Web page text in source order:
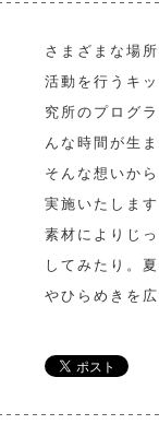
さまざまな場
活動を行うキ
究所のプログ
んな時間が生
そんな想いか
実施いたします
素材によりじ
してみたり。
やひらめきを広